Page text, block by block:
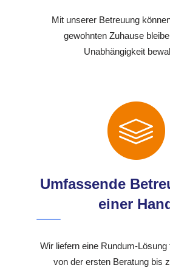
Mit unserer Betreuung
gewohnten Zuhause
Unabhängigkeit
Umfassende
einer
Wir liefern eine Rundum-Lösung
von der ersten Beratung bis